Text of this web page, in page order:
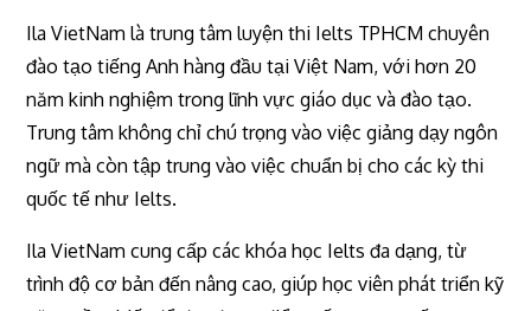
Ila VietNam là trung tâm luyện thi Ielts TPHCM chuyên
đào tạo tiếng Anh hàng đầu tại Việt Nam, với hơn 20
năm kinh nghiệm trong lĩnh vực giáo dục và đào tạo.
Trung tâm không chỉ chú trọng vào việc giảng dạy ngôn
ngữ mà còn tập trung vào việc chuẩn bị cho các kỳ thi
quốc tế như Ielts.
Ila VietNam cung cấp các khóa học Ielts đa dạng, từ
trình độ cơ bản đến nâng cao, giúp học viên phát triển kỹ